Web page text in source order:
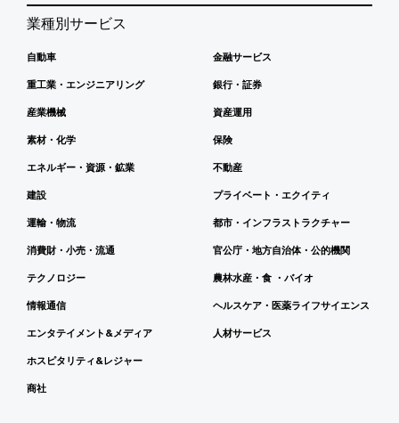
業種別サービス
自動車
重工業・エンジニアリング
産業機械
素材・化学
エネルギー・資源・鉱業
建設
運輸・物流
消費財・小売・流通
テクノロジー
情報通信
エンタテイメント&メディア
ホスピタリティ&レジャー
商社
金融サービス
銀行・証券
資産運用
保険
不動産
プライベート・エクイティ
都市・インフラストラクチャー
官公庁・地方自治体・公的機関
農林水産・食 ・バイオ
ヘルスケア・医薬ライフサイエンス
人材サービス